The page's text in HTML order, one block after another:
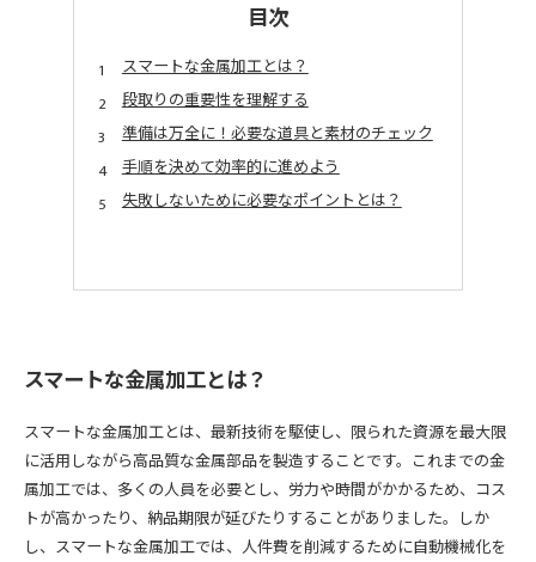
目次
スマートな金属加工とは？
段取りの重要性を理解する
準備は万全に！必要な道具と素材のチェック
手順を決めて効率的に進めよう
失敗しないために必要なポイントとは？
スマートな金属加工とは？
スマートな金属加工とは、最新技術を駆使し、限られた資源を最大限
に活用しながら高品質な金属部品を製造することです。これまでの金
属加工では、多くの人員を必要とし、労力や時間がかかるため、コス
トが高かったり、納品期限が延びたりすることがありました。しか
し、スマートな金属加工では、人件費を削減するために自動機械化を